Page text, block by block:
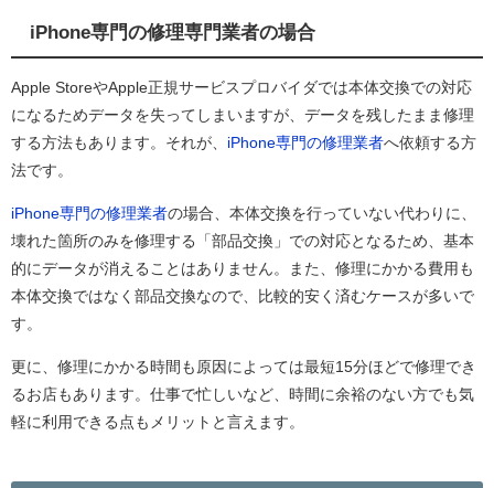
iPhone専門の修理専門業者の場合
Apple StoreやApple正規サービスプロバイダでは本体交換での対応
になるためデータを失ってしまいますが、データを残したまま修理
する方法もあります。それが、 iPhone専門の修理業者へ依頼する方
法です。
iPhone専門の修理業者の場合、本体交換を行っていない代わりに、
壊れた箇所のみを修理する「部品交換」での対応となるため、基本
的にデータが消えることはありません。また、修理にかかる費用も
本体交換ではなく部品交換なので、比較的安く済むケースが多いで
す。
更に、修理にかかる時間も原因によっては最短15分ほどで修理でき
るお店もあります。仕事で忙しいなど、時間に余裕のない方でも気
軽に利用できる点もメリットと言えます。